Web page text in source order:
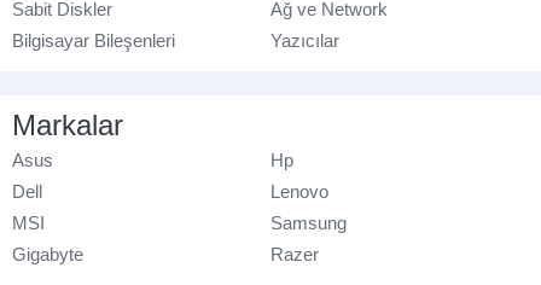
Sabit Diskler
Ağ ve Network
Bilgisayar Bileşenleri
Yazıcılar
Markalar
Asus
Hp
Dell
Lenovo
MSI
Samsung
Gigabyte
Razer